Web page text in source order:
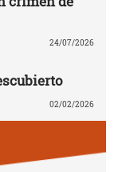
24/07/2026
02/02/2026